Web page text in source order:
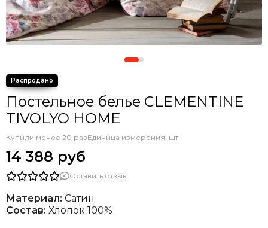
Постельное белье CLEMENTINE
TIVOLYO HOME
Купили менее 20 разЕдиница измерения: шт
14 388 руб
Оставить отзыв
Материал: Сатин
Состав: Хлопок 100%